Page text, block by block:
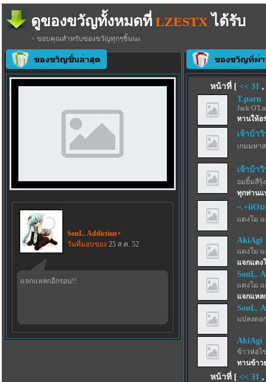
ดูของขวัญทั้งหมดที่ LZESTX ได้รับ
> ขอบคุณสำหรับของขวัญทุกๆชิ้นนะ
SouL. Addiction+
วันที่มอบของ 25 ส.ค. 52
แจกแหลกอีกรอบ!!
หน้าที่ [ << 31 ,
T.parn
Jack
ทานให้อ
เจ้าบ้า
เกมมหา
เจ้าบ้า
อมยิ้มสีรุ้ง
ทุกท่านแ
~.+iiOม
แตงโม
AkiAgi
แตงโม
แจกแตง
SouL.
แตงโม
แจกแหล
SouL.
แปลงดอ
AkiAgi
ข้าวห่อไ
ทานข้าว
หน้าที่ [ << 31 ,